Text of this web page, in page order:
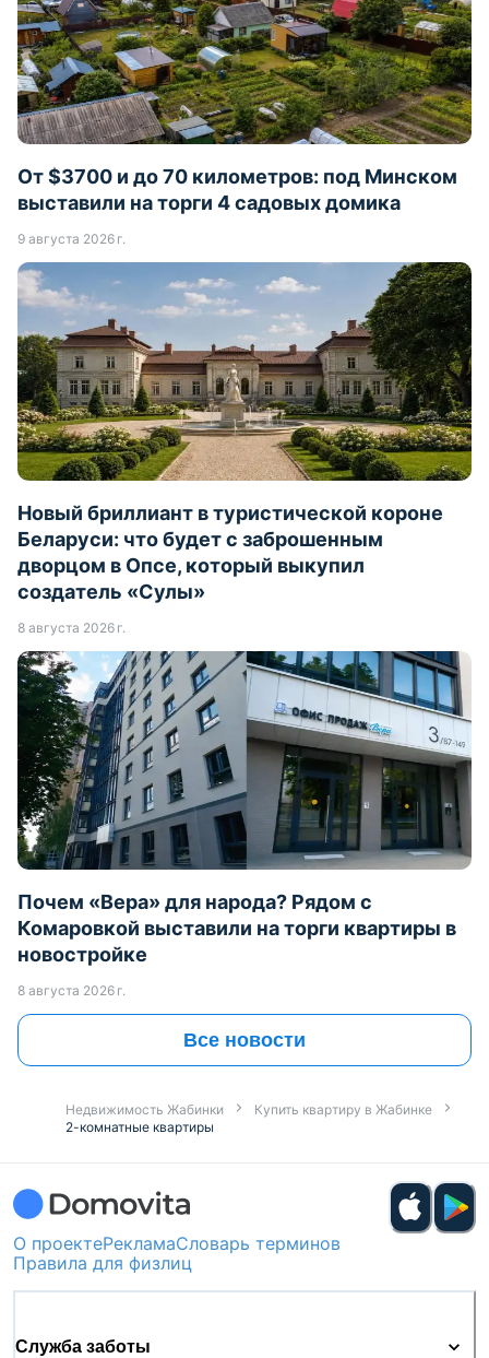
От $3700 и до 70 километров: под Минском
выставили на торги 4 садовых домика
9 августа 2026 г.
Новый бриллиант в туристической короне
Беларуси: что будет с заброшенным
дворцом в Опсе, который выкупил
создатель «Сулы»
8 августа 2026 г.
Почем «Вера» для народа? Рядом с
Комаровкой выставили на торги квартиры в
новостройке
8 августа 2026 г.
Все новости
Недвижимость Жабинки
Купить квартиру в Жабинке
2-комнатные квартиры
О проектеРекламаСловарь терминов
Правила для физлиц
Служба заботы